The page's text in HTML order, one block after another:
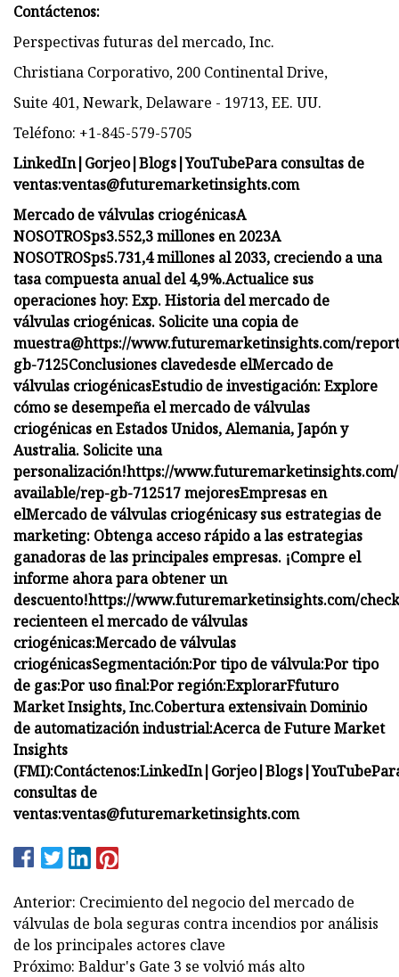
Contáctenos:
Perspectivas futuras del mercado, Inc.
Christiana Corporativo, 200 Continental Drive,
Suite 401, Newark, Delaware - 19713, EE. UU.
Teléfono: +1-845-579-5705
LinkedIn| Gorjeo|Blogs|YouTubePara consultas de
ventas:ventas@futuremarketinsights.com
Mercado de válvulas criogénicasA
NOSOTROSps3.552,3 millones en 2023A
NOSOTROSps5.731,4 millones al 2033, creciendo a una
tasa compuesta anual del 4,9%.Actualice sus
operaciones hoy: Exp.Historia del mercado de
válvulas criogénicas. Solicite una copia de
muestra@https://www.futuremarketinsights.com/
gb-7125Conclusiones clavedesde elMercado de
válvulas criogénicasEstudio de investigación:Explore
cómo se desempeña el mercado de válvulas
criogénicas en Estados Unidos, Alemania, Japón y
Australia. Solicite una
personalización!https://
available/rep-gb-712517 mejoresEmpresas en
elMercado de válvulas criogénicasy sus estrategias de
marketing: Obtenga acceso rápido a las estrategias
ganadoras de las principales empresas. ¡Compre el
informe ahora para obtener un
descuento!https://www.futuremarketinsights.com/
recienteen el mercado de válvulas
criogénicas:Mercado de válvulas
criogénicasSegmentación:Por tipo de válvula:Por tipo
de gas:Por uso final:Por región:ExplorarFfuturo
Market Insights, Inc.Cobertura extensivain Dominio
de automatización industrial:Acerca de Future Market
Insights
(FMI):Contáctenos:LinkedIn| Gorjeo|Blogs|YouTube
consultas de
ventas:ventas@futuremarketinsights.com
Anterior: Crecimiento del negocio del mercado de
válvulas de bola seguras contra incendios por análisis
de los principales actores clave
Próximo: Baldur's Gate 3 se volvió más alto